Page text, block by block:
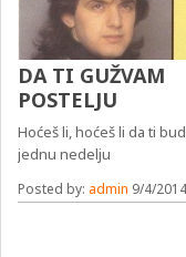
DA TI GUŽVAM
POSTELJU
Hoćeš li, hoćeš li da ti
jednu nedelju
Posted by: admin 9/4/2014